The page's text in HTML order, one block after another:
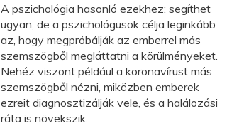
A pszichológia hasonló ezekhez: segíthet
ugyan, de a pszichológusok célja leginkább
az, hogy megpróbálják az emberrel más
szemszögből megláttatni a körülményeket.
Nehéz viszont például a koronavírust más
szemszögből nézni, miközben emberek
ezreit diagnosztizálják vele, és a halálozási
ráta is növekszik.